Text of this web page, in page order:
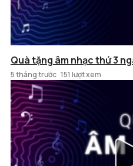
Quà tặng âm nhạc thứ 3
5 tháng trước 151 lượt xem